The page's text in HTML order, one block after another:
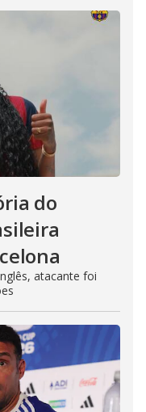
do
atacante foi